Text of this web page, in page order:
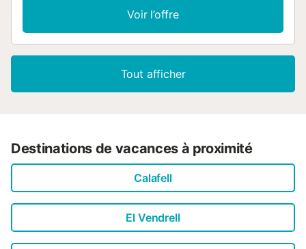
Idéale pour les familles ou les groupes. Sa situation, à
proximité de la montagne et de la côte, offre une grande
variété de paysages et d’activités qui rendront votre séjour
Voir l’offre
Tout afficher
Destinations de vacances à proximité
Calafell
El Vendrell